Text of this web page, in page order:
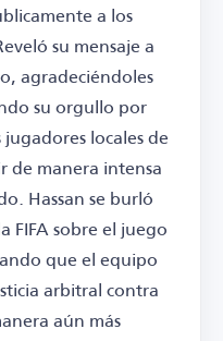
a los
su mensaje a
agradeciéndoles
su orgullo por
locales de
de manera intensa
Hassan se burló
FIFA sobre el juego
que el equipo
arbitral contra
aún más